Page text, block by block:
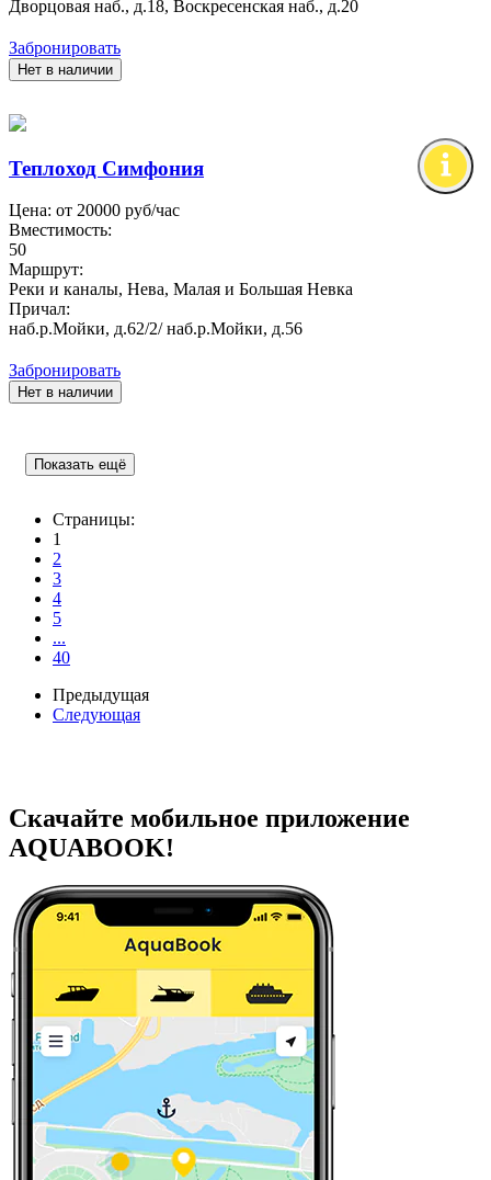
Дворцовая наб., д.18, Воскресенская наб., д.20
Забронировать
Нет в наличии
Теплоход Симфония
Цена: от 20000 руб/час
Вместимость:
50
Маршрут:
Реки и каналы, Нева, Малая и Большая Невка
Причал:
наб.р.Мойки, д.62/2/ наб.р.Мойки, д.56
Забронировать
Нет в наличии
Показать ещё
Страницы:
1
2
3
4
5
...
40
Предыдущая
Следующая
Скачайте мобильное приложение
AQUABOOK!